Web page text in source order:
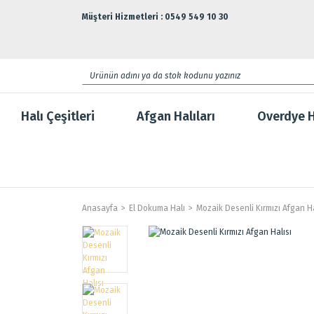
Müşteri Hizmetleri : 0549 549 10 30
Halı Çeşitleri Afgan Halıları Overdye
Anasayfa El Dokuma Halı Mozaik Desenli Kırmızı Afgan